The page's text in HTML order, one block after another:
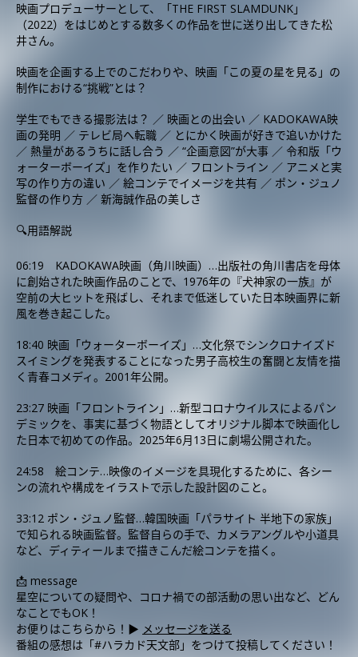
映画プロデューサーとして、「THE FIRST SLAMDUNK」
（2022）をはじめとする数多くの作品を世に送り出してきた松
井さん。
映画を企画する上でのこだわりや、映画「この夏の星を見る」の
制作における“挑戦”とは？
学生でもできる撮影法は？ ／ 映画との出会い ／ KADOKAWA映
画の発明 ／ テレビ局へ転職 ／ とにかく映画が好きで追いかけた
／ 熱量があるうちに話し合う ／ “企画意図”が大事 ／ 令和版「ウ
ォーターボーイズ」を作りたい ／ フロントライン ／ アニメと実
写の作り方の違い ／ 絵コンテでイメージを共有 ／ ポン・ジュノ
監督の作り方 ／ 新海誠作品の美しさ
🔍用語解説
06:19 KADOKAWA映画（角川映画）…出版社の角川書店を母体
に創始された映画作品のことで、1976年の『犬神家の一族』が
空前の大ヒットを飛ばし、それまで低迷していた日本映画界に新
風を巻き起こした。
18:40 映画「ウォーターボーイズ」…文化祭でシンクロナイズド
スイミングを発表することになった男子高校生の奮闘と友情を描
く青春コメディ。2001年公開。
23:27 映画「フロントライン」…新型コロナウイルスによるパン
デミックを、事実に基づく物語としてオリジナル脚本で映画化し
た日本で初めての作品。2025年6月13日に劇場公開された。
24:58 絵コンテ…映像のイメージを具現化するために、各シー
ンの流れや構成をイラストで示した設計図のこと。
33:12 ポン・ジュノ監督…韓国映画「パラサイト 半地下の家族」
で知られる映画監督。監督自らの手で、カメラアングルや小道具
など、ディティールまで描きこんだ絵コンテを描く。
📩 message
星空についての疑問や、コロナ禍での部活動の思い出など、どん
なことでもOK！
お便りはこちらから！▶︎ メッセージを送る
番組の感想は「#ハラカド天文部」をつけて投稿してください！